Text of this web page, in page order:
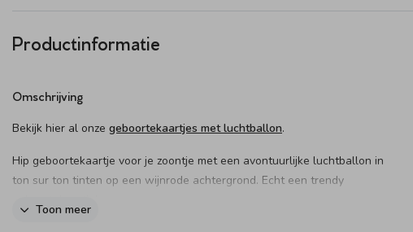
Productinformatie
Omschrijving
Bekijk hier al onze geboortekaartjes met luchtballon.
Hip geboortekaartje voor je zoontje met een avontuurlijke luchtballon in
ton sur ton tinten op een wijnrode achtergrond. Echt een trendy
Toon meer